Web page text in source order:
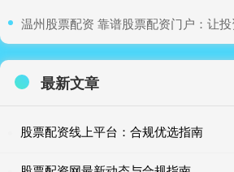
温州股票配资 靠谱股票配资门户：让
最新文章
股票配资线上平台：合规优选指南